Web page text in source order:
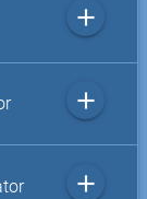
add
add
add